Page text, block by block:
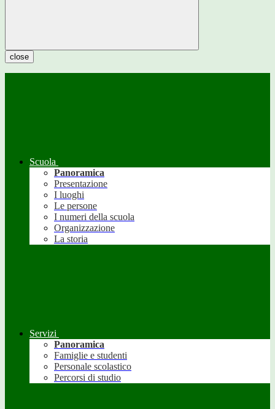
close
Scuola
Panoramica
Presentazione
I luoghi
Le persone
I numeri della scuola
Organizzazione
La storia
Servizi
Panoramica
Famiglie e studenti
Personale scolastico
Percorsi di studio